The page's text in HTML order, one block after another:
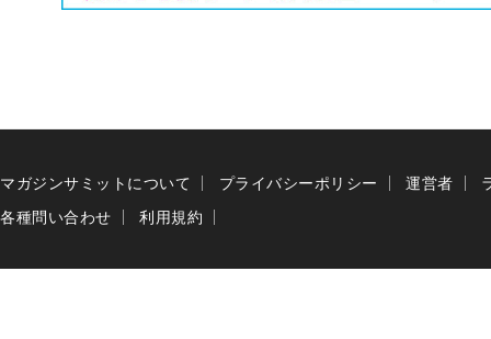
マガジンサミットについて プライバシーポリシー 運営者
各種問い合わせ
利用規約